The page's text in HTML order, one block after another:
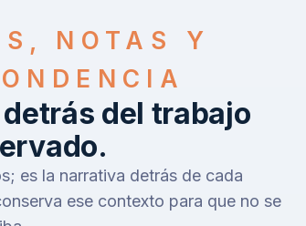
NOTAS Y
del trabajo
es la narrativa detrás de cada
ese contexto para que no se